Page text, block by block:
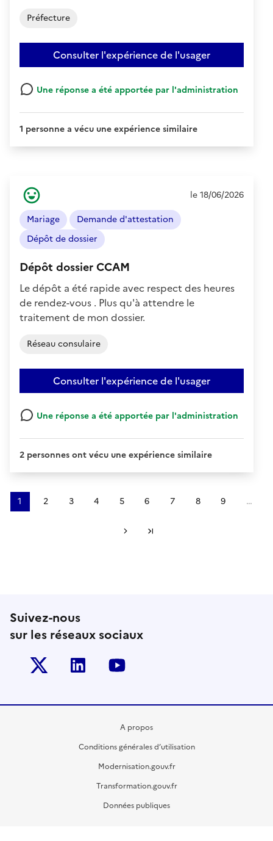
Préfecture
Consulter l'expérience de l'usager
Une réponse a été apportée par l'administration
1 personne a vécu une expérience similaire
Dépôt dossier CCAM
l'usager
:
Positif
le 18/06/2026
Mariage
Demande d'attestation
Dépôt de dossier
Le dépôt a été rapide avec respect des heures
de rendez-vous . Plus qu'à attendre le
traitement de mon dossier.
Réseau consulaire
Consulter l'expérience de l'usager
Une réponse a été apportée par l'administration
2 personnes ont vécu une expérience similaire
Page
1
Page
2
Page
3
Page
4
Page
5
Page
6
Page
7
Page
8
Page
9 …
Suivant
Suivez-nous
sur les réseaux sociaux
Twitter-x Linkedin
A propos
Conditions générales d’utilisation
Modernisation.gouv.fr
Transformation.gouv.fr
Données publiques